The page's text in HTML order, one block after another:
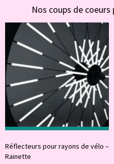
Nos coups de
Réflecteurs pour rayons de vélo –
Rainette